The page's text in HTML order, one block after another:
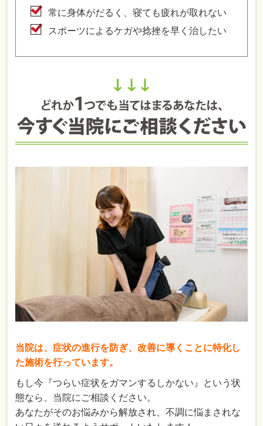
常に身体がだるく、寝ても疲れが取れない
スポーツによるケガや捻挫を早く治したい
当院は、症状の進行を防ぎ、改善に導くことに特化し
た施術を行っています。
もし今『つらい症状をガマンするしかない』という状
態なら、当院にご相談ください。
あなたがそのお悩みから解放され、不調に悩まされな